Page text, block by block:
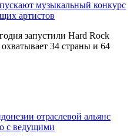
музыкальный конкурс
артистов
запустили Hard Rock
34 страны и 64
отраслевой альянс
с ведущими